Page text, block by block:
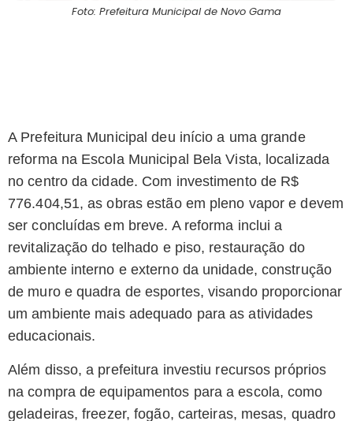
Foto: Prefeitura Municipal de Novo Gama
A Prefeitura Municipal deu início a uma grande
reforma na Escola Municipal Bela Vista, localizada
no centro da cidade. Com investimento de R$
776.404,51, as obras estão em pleno vapor e devem
ser concluídas em breve. A reforma inclui a
revitalização do telhado e piso, restauração do
ambiente interno e externo da unidade, construção
de muro e quadra de esportes, visando proporcionar
um ambiente mais adequado para as atividades
educacionais.
Além disso, a prefeitura investiu recursos próprios
na compra de equipamentos para a escola, como
geladeiras, freezer, fogão, carteiras, mesas, quadro